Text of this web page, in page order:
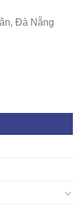
Đà Nẵng